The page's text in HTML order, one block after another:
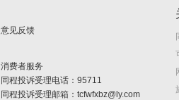
意见反馈
消费者服务
同程投诉受理电话：95711
同程投诉受理邮箱：tcfwfxbz@ly.com